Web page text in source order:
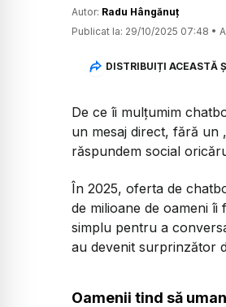
Autor: Radu Hângănuț
Publicat la: 29/10/2025 07:48 •
DISTRIBUIȚI ACEASTĂ
De ce îi mulțumim
un mesaj direct, fără un
răspundem social
În 2025, oferta de
de milioane de oameni
simplu pentru a
au devenit surprinzător
Oamenii tind să